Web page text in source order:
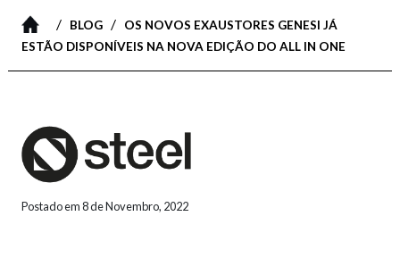
/ BLOG/
OS NOVOS EXAUSTORES GENESI JÁ
ESTÃO DISPONÍVEIS NA NOVA EDIÇÃO DO ALL IN ONE
Postado em 8 de Novembro, 2022